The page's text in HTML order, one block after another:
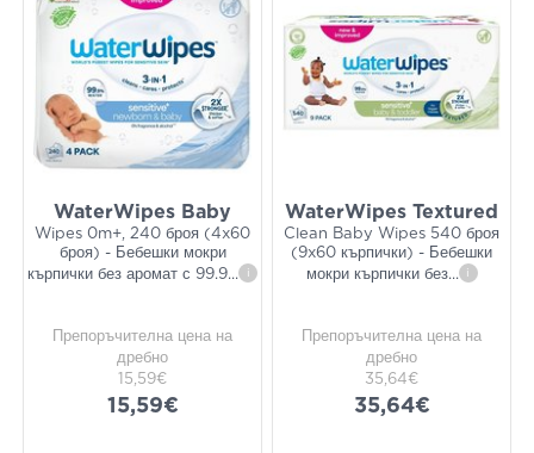
WaterWipes Baby
Wipes 0m+, 240 броя (4x60
броя) - Бебешки мокри
кърпички без аромат с 99.9... i
Препоръчителна цена на
дребно
15,59€
15,59€
WaterWipes Textured
Clean Baby Wipes 540 броя
(9x60 кърпички) - Бебешки
мокри кърпички без... i
Препоръчителна цена на
дребно
35,64€
35,64€